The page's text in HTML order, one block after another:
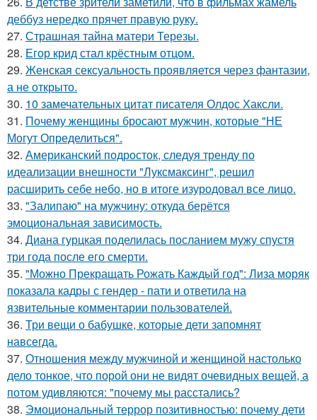
деббуз нередко прячет правую руку.
27. Страшная тайна матери Терезы.
28. Егор крид стал крёстным отцом.
29. Женская сексуальность проявляется через фантазии,
а не открыто.
30. 10 замечательных цитат писателя Олдос Хаксли.
31. Почему женщины бросают мужчин, которые "НЕ
Могут Определиться".
32. Американский подросток, следуя тренду по
идеализации внешности "Луксмаксинг", решил
расширить себе небо, но в итоге изуродовал все лицо.
33. "Залипаю" на мужчину: откуда берётся
эмоциональная зависимость.
34. Диана гурцкая поделилась посланием мужу спустя
три года после его смерти.
35. "Можно Прекращать Рожать Каждый год": Лиза моряк
показала кадры с гендер - пати и ответила на
язвительные комментарии пользователей.
36. Три вещи о бабушке, которые дети запомнят
навсегда.
37. Отношения между мужчиной и женщиной настолько
дело тонкое, что порой они не видят очевидных вещей, а
потом удивляются: "почему мы расстались?
38. Эмоциональный террор позитивностью: почему дети